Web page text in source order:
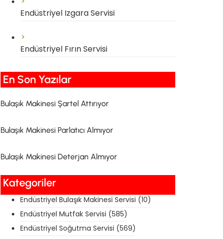
Endüstriyel Izgara Servisi
Endüstriyel Fırın Servisi
En Son Yazılar​
Bulaşık Makinesi Şartel Attırıyor
Bulaşık Makinesi Parlatıcı Almıyor
Bulaşık Makinesi Deterjan Almıyor
Kategoriler
Endüstriyel Bulaşık Makinesi Servisi (10)
Endüstriyel Mutfak Servisi (585)
Endüstriyel Soğutma Servisi (569)